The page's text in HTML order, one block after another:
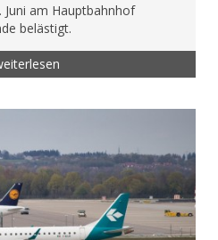
Juni am Hauptbahnhof
belästigt.